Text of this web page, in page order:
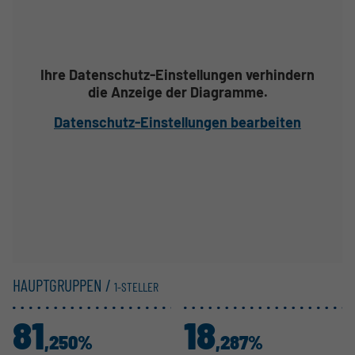
Ihre Datenschutz-Einstellungen verhindern
die Anzeige der Diagramme.
Datenschutz-Einstellungen bearbeiten
HAUPTGRUPPEN / 1-STELLER
81,250% 18,287%